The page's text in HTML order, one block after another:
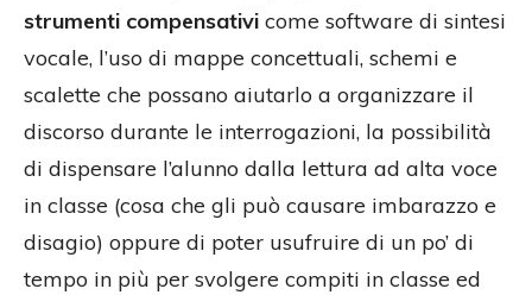
strumenti compensativi come software di sintesi
vocale, l’uso di mappe concettuali, schemi e
scalette che possano aiutarlo a organizzare il
discorso durante le interrogazioni, la possibilità
di dispensare l’alunno dalla lettura ad alta voce
in classe (cosa che gli può causare imbarazzo e
disagio) oppure di poter usufruire di un po’ di
tempo in più per svolgere compiti in classe ed